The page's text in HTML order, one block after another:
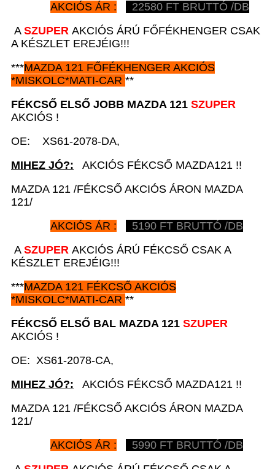
AKCIÓS ÁR :
22580 FT BRUTTÓ /DB
A SZUPER AKCIÓS ÁRÚ FŐFÉKHENGER CSAK
A KÉSZLET EREJÉIG!!!
***MAZDA 121 FŐFÉKHENGER AKCIÓS
*MISKOLC*MATI-CAR **
FÉKCSŐ ELSŐ JOBB MAZDA 121 SZUPER
AKCIÓS !
OE: XS61-2078-DA,
MIHEZ JÓ?: AKCIÓS FÉKCSŐ MAZDA121 !!
MAZDA 121 /FÉKCSŐ AKCIÓS ÁRON MAZDA
121/
AKCIÓS ÁR :
5190 FT BRUTTÓ /DB
A SZUPER AKCIÓS ÁRÚ FÉKCSŐ CSAK A
KÉSZLET EREJÉIG!!!
***MAZDA 121 FÉKCSŐ AKCIÓS
*MISKOLC*MATI-CAR **
FÉKCSŐ ELSŐ BAL MAZDA 121 SZUPER
AKCIÓS !
OE: XS61-2078-CA,
MIHEZ JÓ?: AKCIÓS FÉKCSŐ MAZDA121 !!
MAZDA 121 /FÉKCSŐ AKCIÓS ÁRON MAZDA
121/
AKCIÓS ÁR :
5990 FT BRUTTÓ /DB